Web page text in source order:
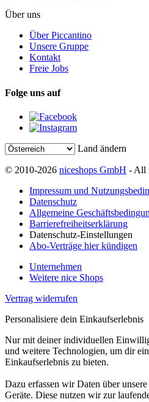
Über uns
Über Piccantino
Unsere Gruppe
Kontakt
Freie Jobs
Folge uns auf
Land ändern
© 2010-2026 niceshops GmbH - All
Impressum und
Datenschutz
Allgemeine
Barrierefreiheitserklärung
Datenschutz-Einstellungen
Abo-Verträge hier kündigen
Unternehmen
Weitere nice Shops
Vertrag widerrufen
Personalisiere dein Einkaufserlebnis
Nur mit deiner individuellen
und weitere Technologien, um dir
Einkaufserlebnis zu bieten.
Dazu erfassen wir Daten über
Geräte. Diese nutzen wir zur